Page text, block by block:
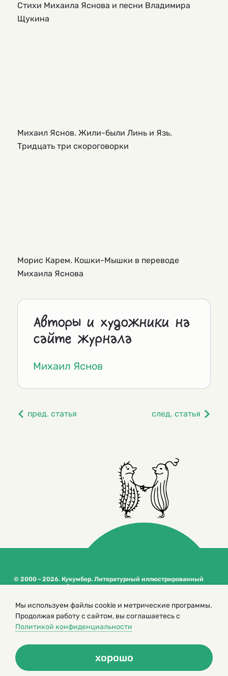
Стихи Михаила Яснова и песни Владимира
Щукина
Михаил Яснов. Жили-были Линь и Язь.
Тридцать три скороговорки
Морис Карем. Кошки-Мышки в переводе
Михаила Яснова
Авторы и художники на
сайте журнала
Михаил Яснов
пред. статья след. статья
© 2000 – 2026. Кукумбер. Литературный иллюстрированный
журнал для детей
сайта
Политика конфиденциальности
Мы используем файлы cookie и метрические программы.
Продолжая работу с сайтом, вы соглашаетесь с
Политикой конфиденциальности
хорошо